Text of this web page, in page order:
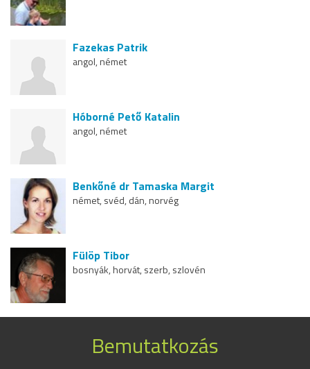
Fazekas Patrik
angol, német
Hóborné Pető Katalin
angol, német
Benkőné dr Tamaska Margit
német, svéd, dán, norvég
Fülöp Tibor
bosnyák, horvát, szerb, szlovén
Bemutatkozás